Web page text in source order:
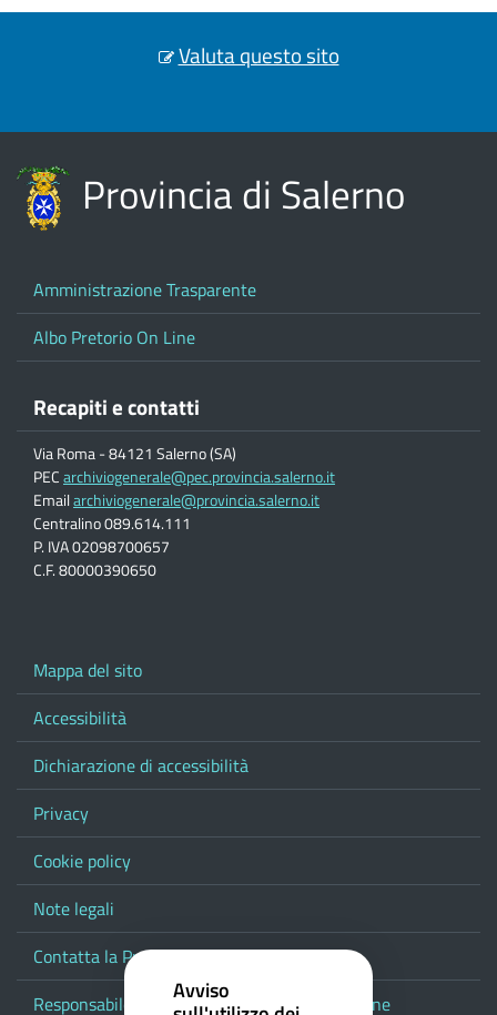
Valuta questo sito
Provincia di Salerno
Amministrazione Trasparente
Albo Pretorio On Line
Recapiti e contatti
Via Roma - 84121 Salerno (SA)
PECarchiviogenerale@pec.provincia.salerno.it
Emailarchiviogenerale@provincia.salerno.it
Centralino 089.614.111
P. IVA 02098700657
C.F. 80000390650
Mappa del sito
Accessibilità
Dichiarazione di accessibilità
Privacy
Cookie policy
Note legali
Contatta la Provincia
Responsabile del procedimento di pubblicazione
Avviso